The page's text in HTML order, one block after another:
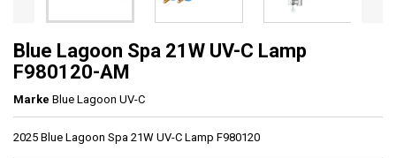
Blue Lagoon Spa 21W UV-C Lamp
F980120-AM
Marke Blue Lagoon UV-C
2025 Blue Lagoon Spa 21W UV-C Lamp F980120